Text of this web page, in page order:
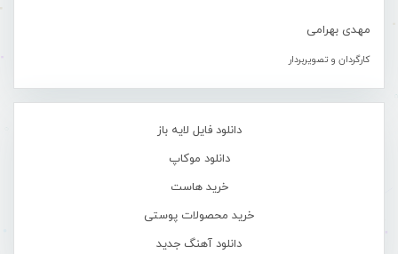
مهدی بهرامی
کارگردان و تصویربردار
دانلود فایل لایه باز
دانلود موکاپ
خرید هاست
خرید محصولات پوستی
دانلود آهنگ جدید